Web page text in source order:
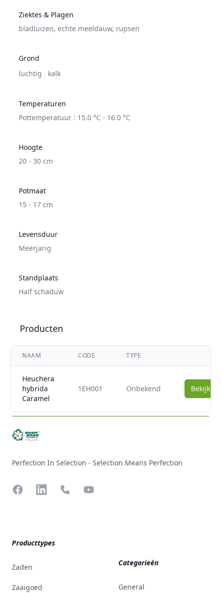
Ziektes & Plagen
bladluizen, echte meeldauw, rupsen
Grond
luchtig , kalk
Temperaturen
Pottemperatuur : 15.0 °C - 16.0 °C
Hoogte
20 - 30 cm
Potmaat
15 - 17 cm
Levensduur
Meerjarig
Standplaats
Half schaduw
Producten
NAAM CODE TYPE
Heuchera
hybrida
Caramel
1EH001 Onbekend Bekijk
Perfection In Selection - Selection Means Perfection
FacebookLinkedInPhone YouTube
Producttypes
Zaden
Zaaigoed
Categorieën
General